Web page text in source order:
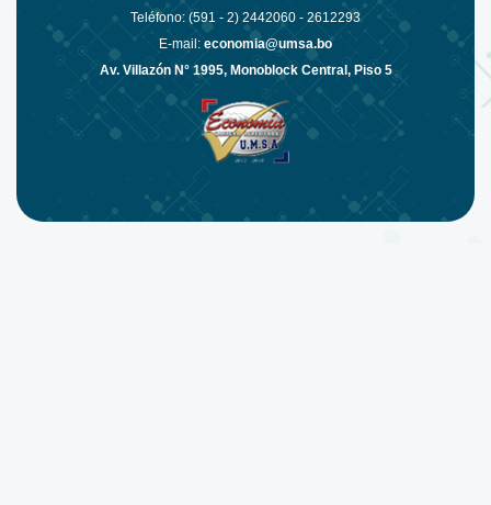
Teléfono: (591 - 2) 2442060 - 2612293
E-mail: economia@umsa.bo
Av. Villazón N° 1995, Monoblock Central, Piso 5